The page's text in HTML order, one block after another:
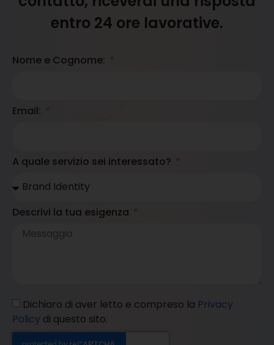
entro 24 ore lavorative.
Nome e Cognome:
Email:
A quale servizio sei interessato?
Descrivi la tua esigenza
Dichiaro di aver letto e compreso la Privacy
Policy di questo sito.